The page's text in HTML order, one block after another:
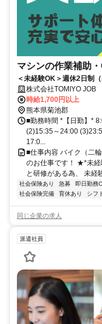
マシンの作業補助
＜未経験OK＞週休2日制
簡単！✨
株式会社TOMIYO JOB
時給1,700円以上
熊本県菊池郡
■勤務時間 *【日勤】*
(2)15:35～24:00
17:0...
■仕事内容 バイク（二
のお仕事です！ ★*未経
と研修がある為、 未経
社会保険あり 急募 即日勤務
社会保険完備
育休あり シフ
同じ企業の求人
派遣社員